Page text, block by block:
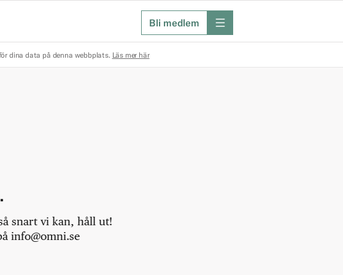
Bli medlem meny
dina data på denna webbplats. Läs mer här
snart vi kan, håll ut!
info@omni.se